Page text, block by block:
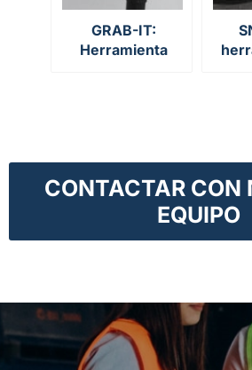
GRAB-IT:
Herramienta
CONTACTAR CON
EQUIPO